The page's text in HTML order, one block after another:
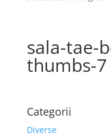
sala-tae-
thumbs-7
Categorii
Diverse